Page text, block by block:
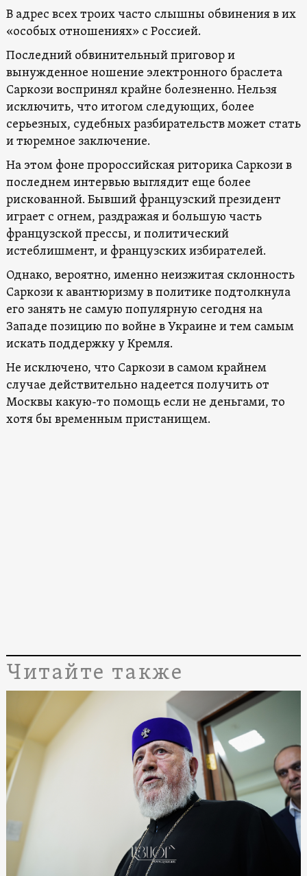
В адрес всех троих часто слышны обвинения в их
«особых отношениях» с Россией.
Последний обвинительный приговор и
вынужденное ношение электронного браслета
Саркози воспринял крайне болезненно. Нельзя
исключить, что итогом следующих, более
серьезных, судебных разбирательств может стать
и тюремное заключение.
На этом фоне пророссийская риторика Саркози в
последнем интервью выглядит еще более
рискованной. Бывший французский президент
играет с огнем, раздражая и большую часть
французской прессы, и политический
истеблишмент, и французских избирателей.
Однако, вероятно, именно неизжитая склонность
Саркози к авантюризму в политике подтолкнула
его занять не самую популярную сегодня на
Западе позицию по войне в Украине и тем самым
искать поддержку у Кремля.
Не исключено, что Саркози в самом крайнем
случае действительно надеется получить от
Москвы какую-то помощь если не деньгами, то
хотя бы временным пристанищем.
Читайте также